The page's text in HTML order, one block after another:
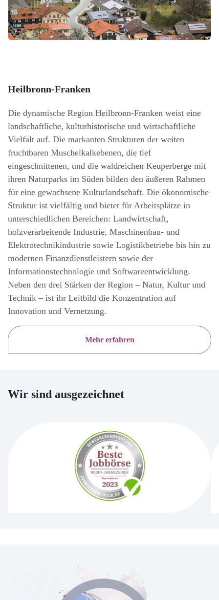
Heilbronn-Franken
Die dynamische Region Heilbronn-Franken weist eine
landschaftliche, kulturhistorische und wirtschaftliche
Vielfalt auf. Die markanten Strukturen der weiten
fruchtbaren Muschelkalkebenen, die tief
eingeschnittenen, und die waldreichen Keuperberge mit
ihren Naturparks im Süden bilden den äußeren Rahmen
für eine gewachsene Kulturlandschaft. Die ökonomische
Struktur ist vielfältig und bietet für Arbeitsplätze in
unterschiedlichen Bereichen: Landwirtschaft,
holzverarbeitende Industrie, Maschinenbau- und
Elektrotechnikindustrie sowie Logistikbetriebe bis hin zu
modernen Finanzdienstleistern sowie der
Informationstechnologie und Softwareentwicklung.
Neben den drei Stärken der Region – Natur, Kultur und
Technik – ist ihr Leitbild die Konzentration auf
Innovation und Vernetzung.
Mehr erfahren
Wir sind ausgezeichnet